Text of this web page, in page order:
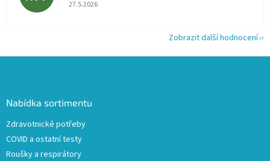
27.5.2026
Zobrazit další hodnocení
Nabídka sortimentu
Zdravotnické potřeby
COVID a ostatní testy
Roušky a respirátory